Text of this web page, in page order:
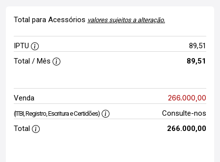
Total para Acessórios valores sujeitos a alteração.
IPTU
89,51
Total / Mês
89,51
Venda 266.000,00
(ITBI, Registro, Escritura e Certidões)
Consulte-nos
Total
266.000,00